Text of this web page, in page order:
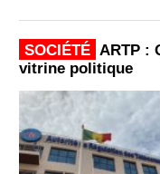
SOCIÉTÉ ARTP :
vitrine politique